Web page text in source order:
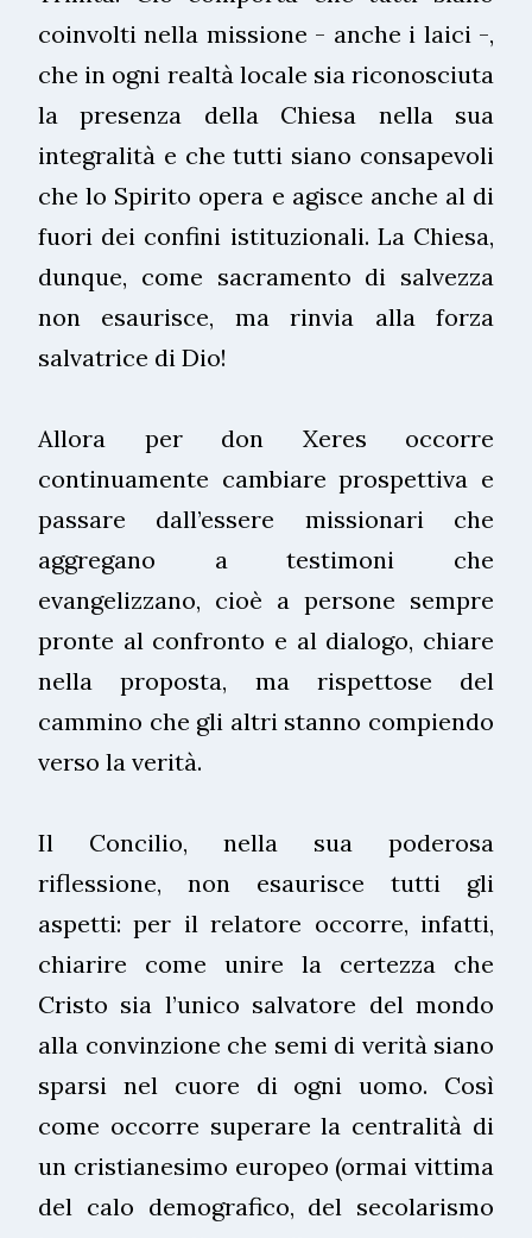
coinvolti nella missione - anche i laici -,
che in ogni realtà locale sia riconosciuta
la presenza della Chiesa nella sua
integralità e che tutti siano consapevoli
che lo Spirito opera e agisce anche al di
fuori dei confini istituzionali. La Chiesa,
dunque, come sacramento di salvezza
non esaurisce, ma rinvia alla forza
salvatrice di Dio!
Allora per don Xeres occorre
continuamente cambiare prospettiva e
passare dall’essere missionari che
aggregano a testimoni che
evangelizzano, cioè a persone sempre
pronte al confronto e al dialogo, chiare
nella proposta, ma rispettose del
cammino che gli altri stanno compiendo
verso la verità.
Il Concilio, nella sua poderosa
riflessione, non esaurisce tutti gli
aspetti: per il relatore occorre, infatti,
chiarire come unire la certezza che
Cristo sia l’unico salvatore del mondo
alla convinzione che semi di verità siano
sparsi nel cuore di ogni uomo. Così
come occorre superare la centralità di
un cristianesimo europeo (ormai vittima
del calo demografico, del secolarismo